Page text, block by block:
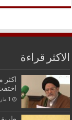
الاكثر قراءة
1 مارس,2018